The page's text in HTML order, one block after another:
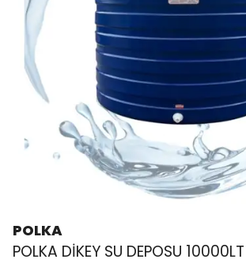
POLKA
POLKA DİKEY SU DEPOSU 10000LT